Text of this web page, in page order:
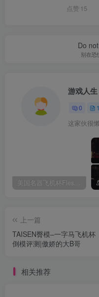
点赞 15
Do
别在恐
游戏人生
0
这家伙很
美国名器飞机杯Fleshlight 【Quickshot-Vantage 双头飞机杯】完全评测
上一篇
TAISEN臀模–一字马飞机杯
倒模评测|傲娇的大B哥
相关推荐